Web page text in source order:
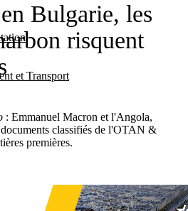
et Transport
Bulgarie, les
risquent
: Emmanuel Macron et l'Angola,
classifiés de l'OTAN &
premières.